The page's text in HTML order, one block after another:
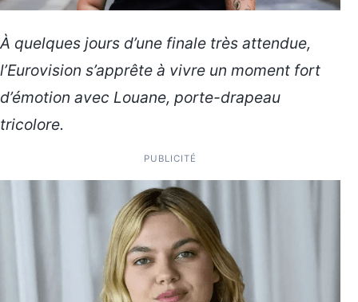
À quelques jours d’une finale très attendue,
l’Eurovision s’apprête à vivre un moment fort
d’émotion avec Louane, porte-drapeau
tricolore.
PUBLICITÉ